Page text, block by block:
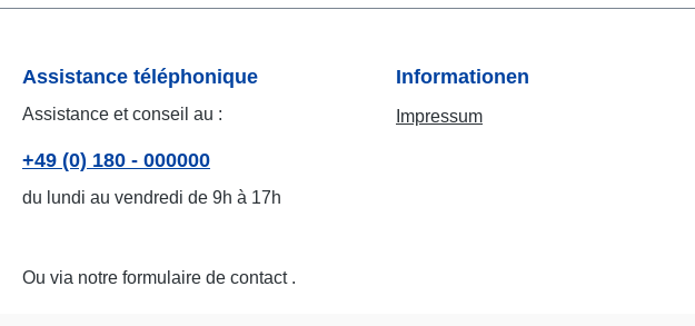
Assistance téléphonique
Assistance et conseil au :
+49 (0) 180 - 000000
du lundi au vendredi de 9h à 17h
Ou via notre formulaire de contact .
Informationen
Impressum